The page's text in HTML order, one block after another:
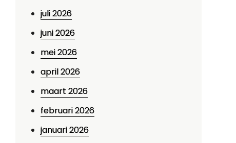
juli 2026
juni 2026
mei 2026
april 2026
maart 2026
februari 2026
januari 2026